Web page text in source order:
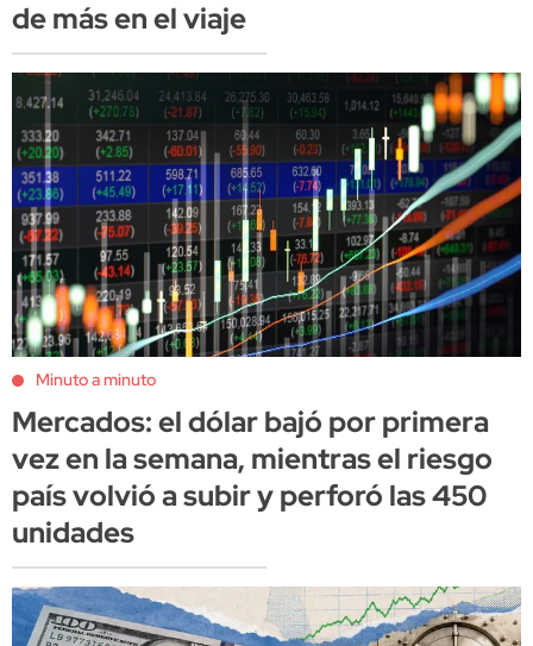
de más en el viaje
Minuto a minuto
Mercados: el dólar bajó por primera
vez en la semana, mientras el riesgo
país volvió a subir y perforó las 450
unidades